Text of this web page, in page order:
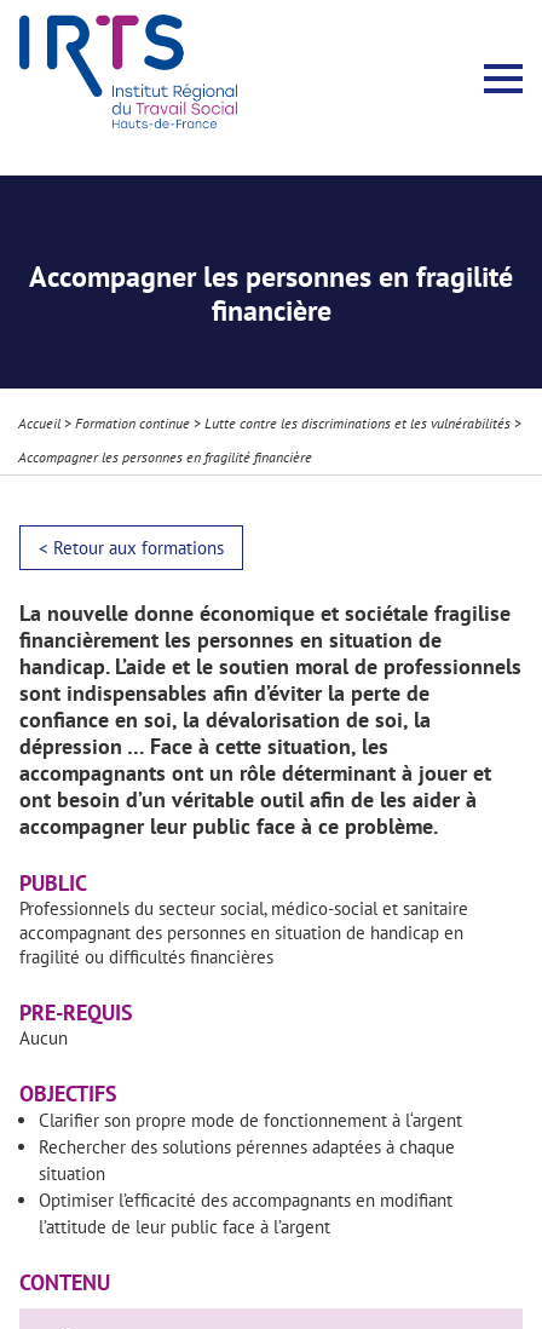
Accompagner les personnes en fragilité
financière
Accueil > Formation continue > Lutte contre les discriminations et les vulnérabilités >
Accompagner les personnes en fragilité financière
< Retour aux formations
La nouvelle donne économique et sociétale fragilise
financièrement les personnes en situation de
handicap. L’aide et le soutien moral de professionnels
sont indispensables afin d’éviter la perte de
confiance en soi, la dévalorisation de soi, la
dépression … Face à cette situation, les
accompagnants ont un rôle déterminant à jouer et
ont besoin d’un véritable outil afin de les aider à
accompagner leur public face à ce problème.
PUBLIC
Professionnels du secteur social, médico-social et sanitaire
accompagnant des personnes en situation de handicap en
fragilité ou difficultés financières
PRE-REQUIS
Aucun
OBJECTIFS
Clarifier son propre mode de fonctionnement à l‘argent
Rechercher des solutions pérennes adaptées à chaque
situation
Optimiser l’efficacité des accompagnants en modifiant
l’attitude de leur public face à l’argent
CONTENU